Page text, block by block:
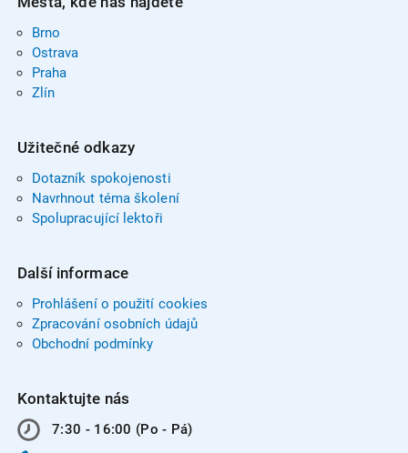
Brno
Ostrava
Praha
Zlín
Užitečné odkazy
Dotazník spokojenosti
Navrhnout téma školení
Spolupracující lektoři
Další informace
Prohlášení o použití cookies
Zpracování osobních údajů
Obchodní podmínky
Kontaktujte nás
7:30 - 16:00 (Po - Pá)